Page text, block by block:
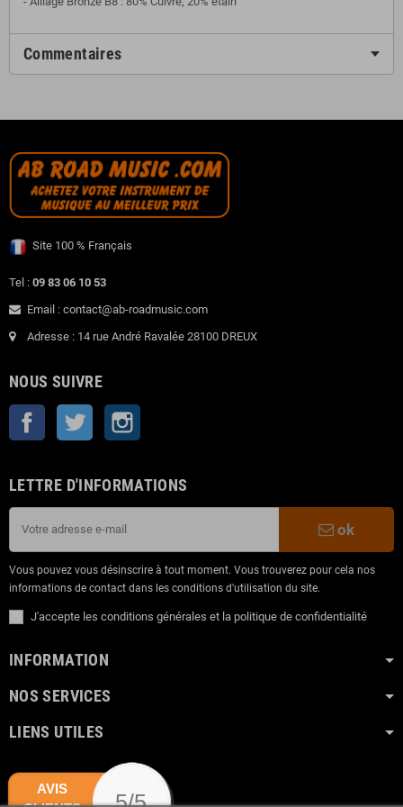
Commentaires
Site 100 % Français
Tel : 09 83 06 10 53
Email : contact@ab-roadmusic.com
Adresse : 14 rue André Ravalée 28100 DREUX
NOUS SUIVRE
Facebook Twitter
LETTRE D'INFORMATIONS
ok
Vous pouvez vous désinscrire à tout moment. Vous trouverez pour cela nos
informations de contact dans les conditions d'utilisation du site.
J'accepte les conditions générales et la politique de confidentialité
INFORMATION
NOS SERVICES
LIENS UTILES
AVIS
5/5